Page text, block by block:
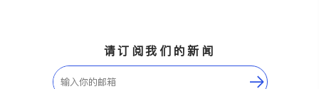
请订阅我们的新闻